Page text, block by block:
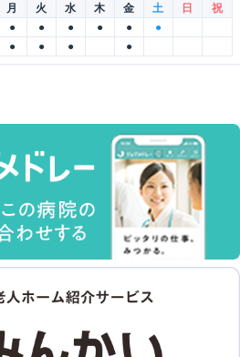
月 火 水 木 金 土 日
祝
● ● ● ● ●
●
● ● ● ●